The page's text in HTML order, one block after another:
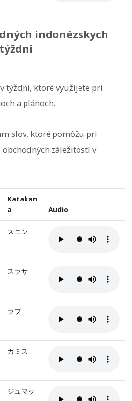
indonézskych
týždni, ktoré využijete pri
a plánoch.
slov, ktoré pomôžu pri
obchodných záležitostí v
Katakan
a
Audio
スニン
スラサ
ラブ
カミス
ジュマッ